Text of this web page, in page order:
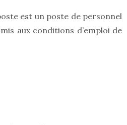
est un poste de personnel
aux conditions d’emploi de